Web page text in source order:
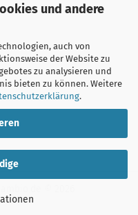
und andere
auch von
der Website zu
zu analysieren und
bieten zu können. Weitere
.